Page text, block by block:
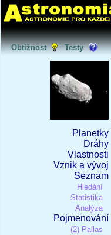
Obtížnost Testy
Planetky
Dráhy
Vlastnosti
Vznik a vývoj
Seznam
Hledání
Statistika
Analýza
Pojmenování
(2) Pallas